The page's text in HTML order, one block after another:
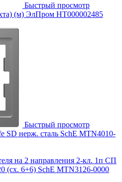
Быстрый просмотр
(м) ЭлПром НТ000002485
Быстрый просмотр
SD нерж. сталь SchE MTN4010-